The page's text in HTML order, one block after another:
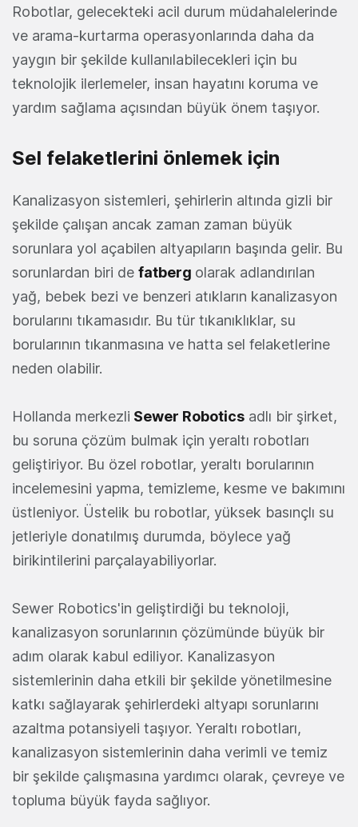
Robotlar, gelecekteki acil durum müdahalelerinde
ve arama-kurtarma operasyonlarında daha da
yaygın bir şekilde kullanılabilecekleri için bu
teknolojik ilerlemeler, insan hayatını koruma ve
yardım sağlama açısından büyük önem taşıyor.
Sel felaketlerini önlemek için
Kanalizasyon sistemleri, şehirlerin altında gizli bir
şekilde çalışan ancak zaman zaman büyük
sorunlara yol açabilen altyapıların başında gelir. Bu
sorunlardan biri de fatberg olarak adlandırılan
yağ, bebek bezi ve benzeri atıkların kanalizasyon
borularını tıkamasıdır. Bu tür tıkanıklıklar, su
borularının tıkanmasına ve hatta sel felaketlerine
neden olabilir.
Hollanda merkezli Sewer Robotics adlı bir şirket,
bu soruna çözüm bulmak için yeraltı robotları
geliştiriyor. Bu özel robotlar, yeraltı borularının
incelemesini yapma, temizleme, kesme ve bakımını
üstleniyor. Üstelik bu robotlar, yüksek basınçlı su
jetleriyle donatılmış durumda, böylece yağ
birikintilerini parçalayabiliyorlar.
Sewer Robotics'in geliştirdiği bu teknoloji,
kanalizasyon sorunlarının çözümünde büyük bir
adım olarak kabul ediliyor. Kanalizasyon
sistemlerinin daha etkili bir şekilde yönetilmesine
katkı sağlayarak şehirlerdeki altyapı sorunlarını
azaltma potansiyeli taşıyor. Yeraltı robotları,
kanalizasyon sistemlerinin daha verimli ve temiz
bir şekilde çalışmasına yardımcı olarak, çevreye ve
topluma büyük fayda sağlıyor.